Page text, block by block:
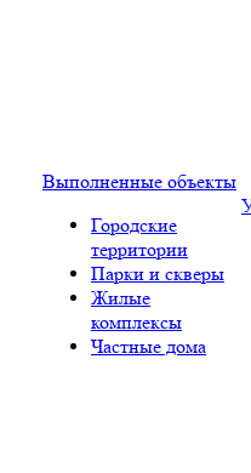
Выполненные объекты
Городские
территории
Парки и скверы
Жилые
комплексы
Частные дома